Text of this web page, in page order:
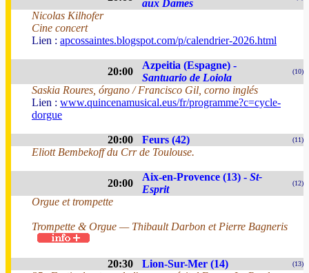
aux Dames
Nicolas Kilhofer
Cine concert
Lien : apcossaintes.blogspot.com/p/calendrier-2026.html
20:00
Azpeitia (Espagne) -
Santuario de Loiola
(10)
Saskia Roures, órgano / Francisco Gil, corno inglés
Lien : www.quincenamusical.eus/fr/programme?c=cycle-
dorgue
20:00 Feurs (42) (11)
Eliott Bembekoff du Crr de Toulouse.
20:00
Aix-en-Provence (13) - St-
Esprit
(12)
Orgue et trompette
Trompette & Orgue — Thibault Darbon et Pierre Bagneris
20:30 Lion-Sur-Mer (14) (13)